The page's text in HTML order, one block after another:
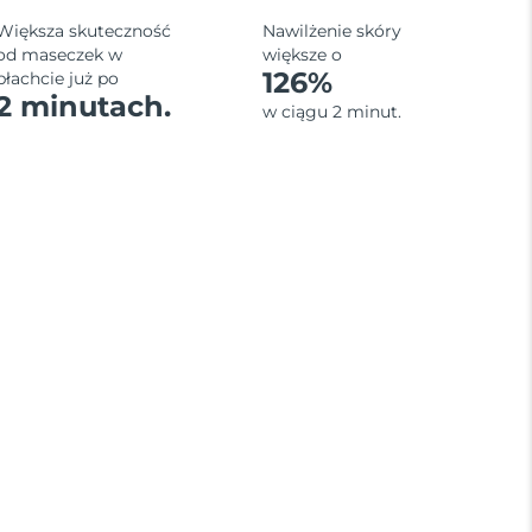
skuteczność
maseczek w
już po
minutach.
Nawilżenie skóry
większe o
126%
w ciągu 2 minut.